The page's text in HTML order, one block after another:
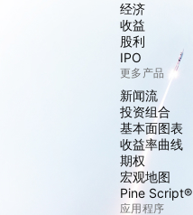
经济
收益
股利
IPO
更多产品
新闻流
投资组合
基本面图表
收益率曲线
期权
宏观地图
Pine Script®
应用程序